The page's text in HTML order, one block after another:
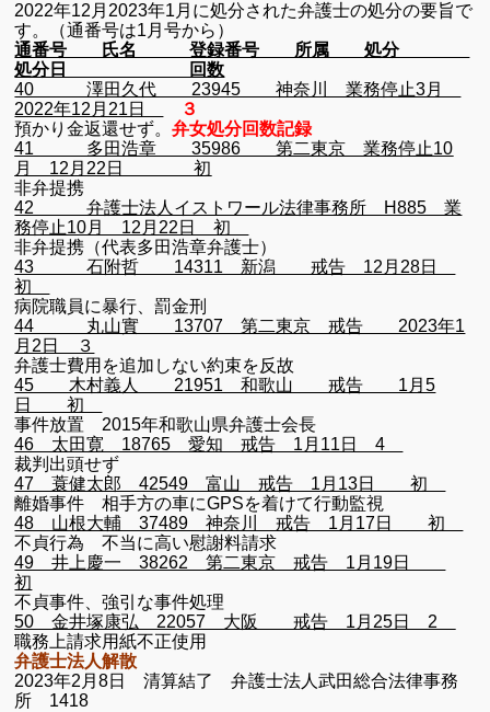
2022年12月2023年1月に処分された弁護士の処分の要旨で
す。（通番号は1月号から）
通番号 氏名 登録番号 所属 処分
処分日 回数
40 澤田久代 23945 神奈川 業務停止3月
2022年12月21日
３
預かり金返還せず。弁女処分回数記録
41 多田浩章 35986 第二東京 業務停止10
月 12月22日 初
非弁提携
42 弁護士法人イストワール法律事務所 H885 業
務停止10月 12月22日 初
非弁提携（代表多田浩章弁護士）
43 石附哲 14311 新潟 戒告 12月28日
初
病院職員に暴行、罰金刑
44 丸山實 13707 第二東京 戒告 2023年1
月2日 ３
弁護士費用を追加しない約束を反故
45 木村義人 21951 和歌山 戒告 1月5
日 初
事件放置 2015年和歌山県弁護士会長
46 太田寛 18765 愛知 戒告 1月11日 4
裁判出頭せず
47 蓑健太郎 42549 富山 戒告 1月13日 初
離婚事件 相手方の車にGPSを着けて行動監視
48 山根大輔 37489 神奈川 戒告 1月17日 初
不貞行為 不当に高い慰謝料請求
49 井上慶一 38262 第二東京 戒告 1月19日
初
不貞事件、強引な事件処理
50 金井塚康弘 22057 大阪 戒告 1月25日 2
職務上請求用紙不正使用
弁護士法人解散
2023年2月8日 清算結了 弁護士法人武田総合法律事務
所 1418